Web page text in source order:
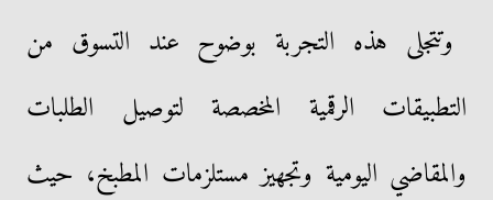
​وتتجلى هذه التجربة بوضوح عند التسوق من
التطبيقات الرقمية المخصصة لتوصيل الطلبات
والمقاضي اليومية وتجهيز مستلزمات المطبخ، حيث